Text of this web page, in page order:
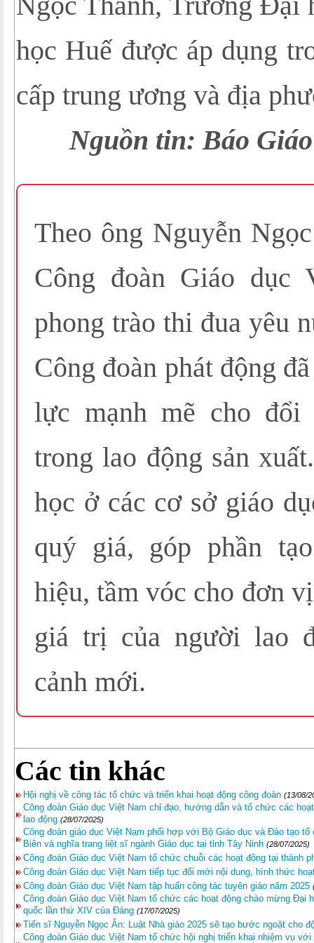
học Huế được áp dụng
cấp trung ương và địa
Nguồn tin: Báo
Theo ông Nguyễn
Công đoàn Giáo dục
phong trào thi đua yêu
Công đoàn phát động
lực mạnh mẽ cho đổi
trong lao động sản
học ở các cơ sở giáo
quý giá, góp phần
hiệu, tầm vóc cho đơn
giá trị của người lao
cảnh mới.
Các tin khác
Hội nghị về công tác tổ chức và triển khai hoạt động công đoàn (13/08/
Công đoàn Giáo dục Việt Nam chỉ đạo, hướng dẫn và tổ chức các
lao động (28/07/2025)
Công đoàn giáo dục Việt Nam phối hợp với Bộ Giáo dục và Đào tạo
Biên và nghĩa trang liệt sĩ ngành Giáo dục tại tỉnh Tây Ninh (28/07/2025)
Công đoàn Giáo dục Việt Nam tổ chức chuỗi các hoạt động tại thành
Công đoàn Giáo dục Việt Nam tiếp tục đổi mới nội dung, hình thức
Công đoàn Giáo dục Việt Nam tập huấn công tác tuyên giáo năm 2025
Công đoàn Giáo dục Việt Nam tổ chức các hoạt động chào mừng Đại
quốc lần thứ XIV của Đảng (17/07/2025)
Tiến sĩ Nguyễn Ngọc Ân: Luật Nhà giáo 2025 sẽ tạo bước ngoặt cho
Công đoàn Giáo dục Việt Nam tổ chức hội nghị triển khai nhiệm vụ